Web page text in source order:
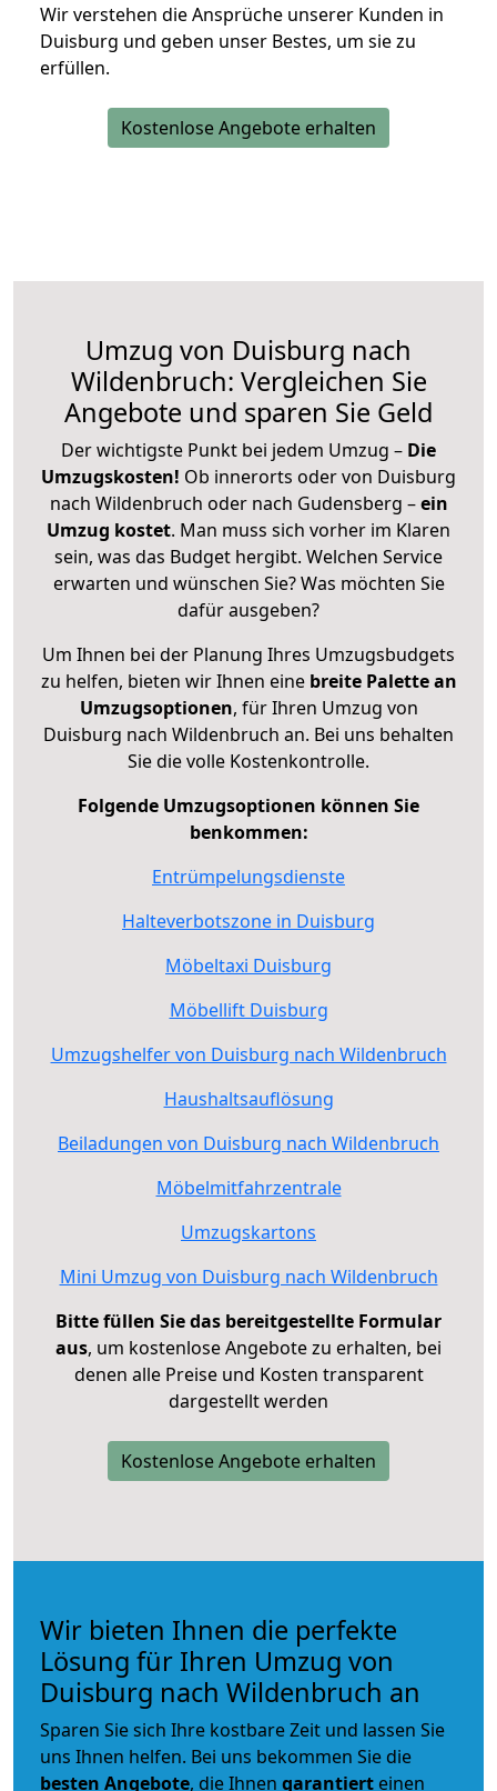
Wir verstehen die Ansprüche unserer Kunden in
Duisburg und geben unser Bestes, um sie zu
erfüllen.
Kostenlose Angebote erhalten
Umzug von Duisburg nach
Wildenbruch: Vergleichen Sie
Angebote und sparen Sie Geld
Der wichtigste Punkt bei jedem Umzug – Die
Umzugskosten! Ob innerorts oder von Duisburg
nach Wildenbruch oder nach Gudensberg –ein
Umzug kostet. Man muss sich vorher im Klaren
sein, was das Budget hergibt. Welchen Service
erwarten und wünschen Sie? Was möchten Sie
dafür ausgeben?
Um Ihnen bei der Planung Ihres Umzugsbudgets
zu helfen, bieten wir Ihnen eine breite Palette an
Umzugsoptionen, für Ihren Umzug von
Duisburg nach Wildenbruch an. Bei uns behalten
Sie die volle Kostenkontrolle.
Folgende Umzugsoptionen können Sie
benkommen:
Entrümpelungsdienste
Halteverbotszone in Duisburg
Möbeltaxi Duisburg
Möbellift Duisburg
Umzugshelfer von Duisburg nach Wildenbruch
Haushaltsauflösung
Beiladungen von Duisburg nach Wildenbruch
Möbelmitfahrzentrale
Umzugskartons
Mini Umzug von Duisburg nach Wildenbruch
Bitte füllen Sie das bereitgestellte Formular
aus, um kostenlose Angebote zu erhalten, bei
denen alle Preise und Kosten transparent
dargestellt werden
Kostenlose Angebote erhalten
Wir bieten Ihnen die perfekte
Lösung für Ihren Umzug von
Duisburg nach Wildenbruch an
Sparen Sie sich Ihre kostbare Zeit und lassen Sie
uns Ihnen helfen. Bei uns bekommen Sie die
besten Angebote, die Ihnen garantiert einen